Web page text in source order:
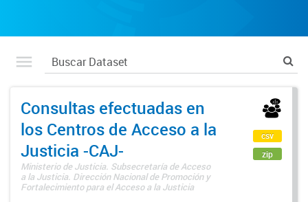
Consultas efectuadas en
los Centros de Acceso a la
Justicia -CAJ-
Ministerio de Justicia. Subsecretaría de Acceso
a la Justicia. Dirección Nacional de Promoción y
Fortalecimiento para el Acceso a la Justicia
csv
zip